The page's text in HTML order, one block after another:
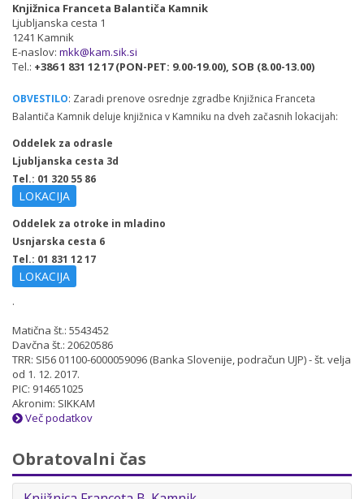
Knjižnica Franceta Balantiča Kamnik
Ljubljanska cesta 1
1241 Kamnik
E-naslov: mkk@kam.sik.si
Tel.: +386 1 831 12 17 (PON-PET: 9.00-19.00), SOB (8.00-13.00)
OBVESTILO: Zaradi prenove osrednje zgradbe Knjižnica Franceta
Balantiča Kamnik deluje knjižnica v Kamniku na dveh začasnih lokacijah:
Oddelek za odrasle
Ljubljanska cesta 3d
Tel.: 01 320 55 86
LOKACIJA
Oddelek za otroke in mladino
Usnjarska cesta 6
Tel.: 01 831 12 17
LOKACIJA
.
Matična št.: 5543452
Davčna št.: 20620586
TRR: SI56 01100-6000059096 (Banka Slovenije, podračun UJP) - št. velja
od 1. 12. 2017.
PIC: 914651025
Akronim: SIKKAM
Več podatkov
Obratovalni čas